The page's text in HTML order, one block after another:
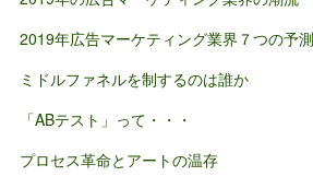
2019年広告マーケティング業界７つの予測
ミドルファネルを制するのは誰か
「ABテスト」って・・・
プロセス革命とアートの温存